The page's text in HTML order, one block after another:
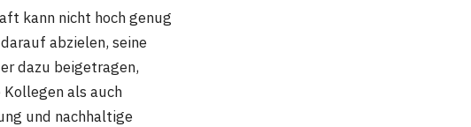
kann nicht hoch genug
abzielen, seine
dazu beigetragen,
als auch
und nachhaltige